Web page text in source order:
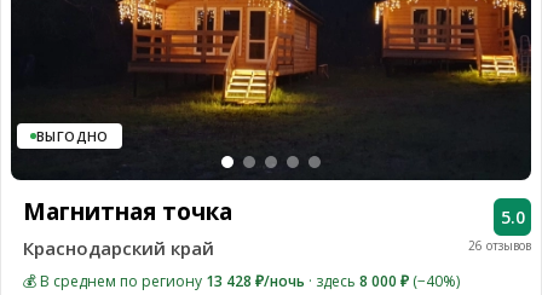
ВЫГОДНО
26 отзывов
5.0
Магнитная точка
Краснодарский край
💰 В среднем по региону 13 428 ₽/ночь · здесь 8 000 ₽ (−40%)